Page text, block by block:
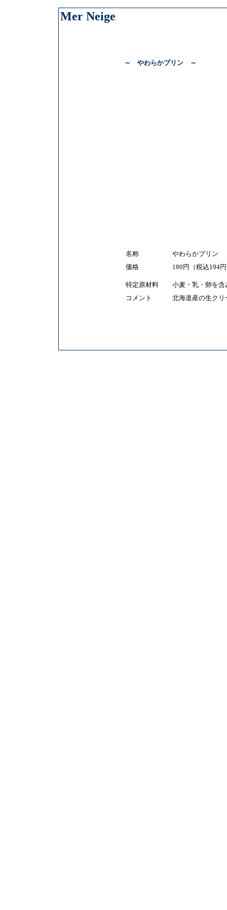
Mer Neige
～ やわらかプリン ～
名称
やわらかプリン
価格
180円（税込194
特定原材料
小麦・乳・卵を含
コメント
北海道産の生ク